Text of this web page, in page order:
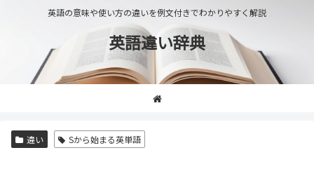
英語の意味や使い方の違いを例文付きでわかりやすく解説
英語違い辞典
違い Sから始まる英単語